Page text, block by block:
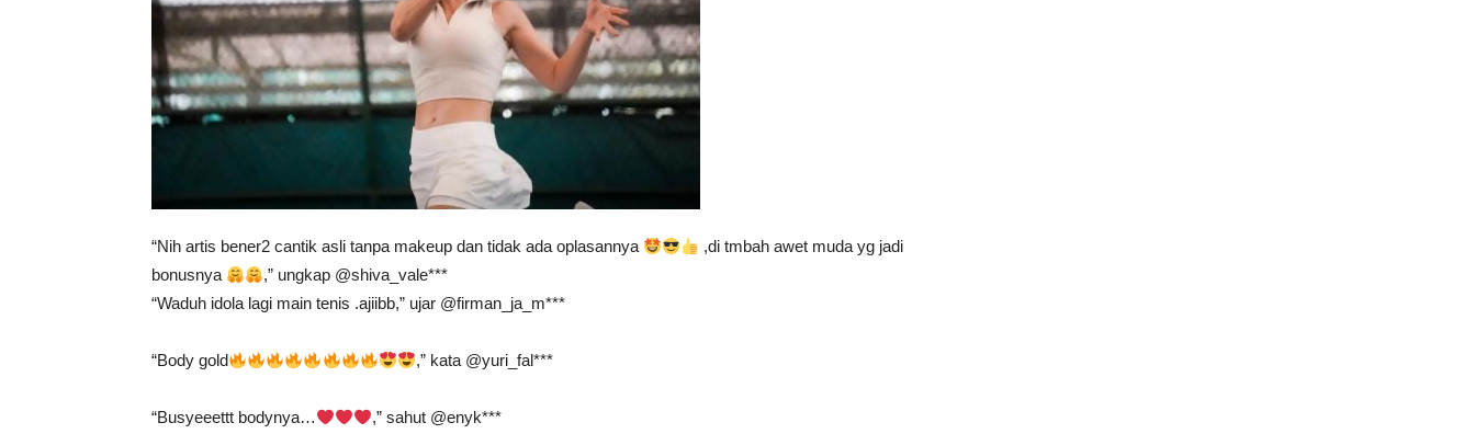
“Nih artis bener2 cantik asli tanpa makeup dan tidak ada oplasannya
,di tmbah awet muda yg jadi
bonusnya
,” ungkap @shiva_vale***
“Waduh idola lagi main tenis .ajiibb,” ujar @firman_ja_m***
“Body gold ,” kata @yuri_fal***
“Busyeeettt bodynya… ,” sahut @enyk***